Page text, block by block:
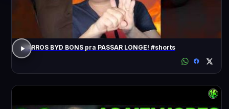
CARROS BYD BONS pra PASSAR LONGE! #shorts